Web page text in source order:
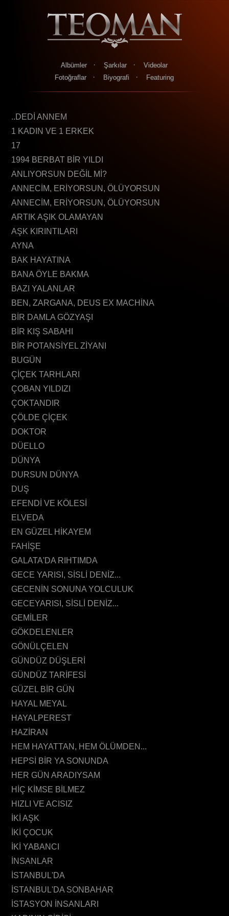
Albümler · Şarkılar ·
Videolar
Fotoğraflar
· Biyografi · Featuring
..DEDİ ANNEM
1 KADIN VE 1 ERKEK
17
1994 BERBAT BİR YILDI
ANLIYORSUN DEĞİL Mİ?
ANNECİM, ERİYORSUN, ÖLÜYORSUN
ANNECİM, ERİYORSUN, ÖLÜYORSUN
ARTIK AŞIK OLAMAYAN
AŞK KIRINTILARI
AYNA
BAK HAYATINA
BANA ÖYLE BAKMA
BAZI YALANLAR
BEN, ZARGANA, DEUS EX MACHİNA
BİR DAMLA GÖZYAŞI
BİR KIŞ SABAHI
BİR POTANSİYEL ZİYANI
BUGÜN
ÇİÇEK TARHLARI
ÇOBAN YILDIZI
ÇOKTANDIR
ÇÖLDE ÇİÇEK
DOKTOR
DÜELLO
DÜNYA
DURSUN DÜNYA
DUŞ
EFENDİ VE KÖLESİ
ELVEDA
EN GÜZEL HİKAYEM
FAHİŞE
GALATA'DA RIHTIMDA
GECE YARISI, SİSLİ DENİZ...
GECENİN SONUNA YOLCULUK
GECEYARISI, SİSLİ DENİZ...
GEMİLER
GÖKDELENLER
GÖNÜLÇELEN
GÜNDÜZ DÜŞLERİ
GÜNDÜZ TARİFESİ
GÜZEL BİR GÜN
HAYAL MEYAL
HAYALPEREST
HAZİRAN
HEM HAYATTAN, HEM ÖLÜMDEN...
HEPSİ BİR YA SONUNDA
HER GÜN ARADIYSAM
HİÇ KİMSE BİLMEZ
HIZLI VE ACISIZ
İKİ AŞK
İKİ ÇOCUK
İKİ YABANCI
İNSANLAR
İSTANBUL'DA
İSTANBUL'DA SONBAHAR
İSTASYON İNSANLARI